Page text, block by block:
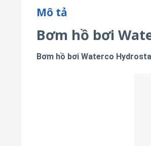
Mô tả
Bơm hồ bơi
Bơm hồ bơi Waterco